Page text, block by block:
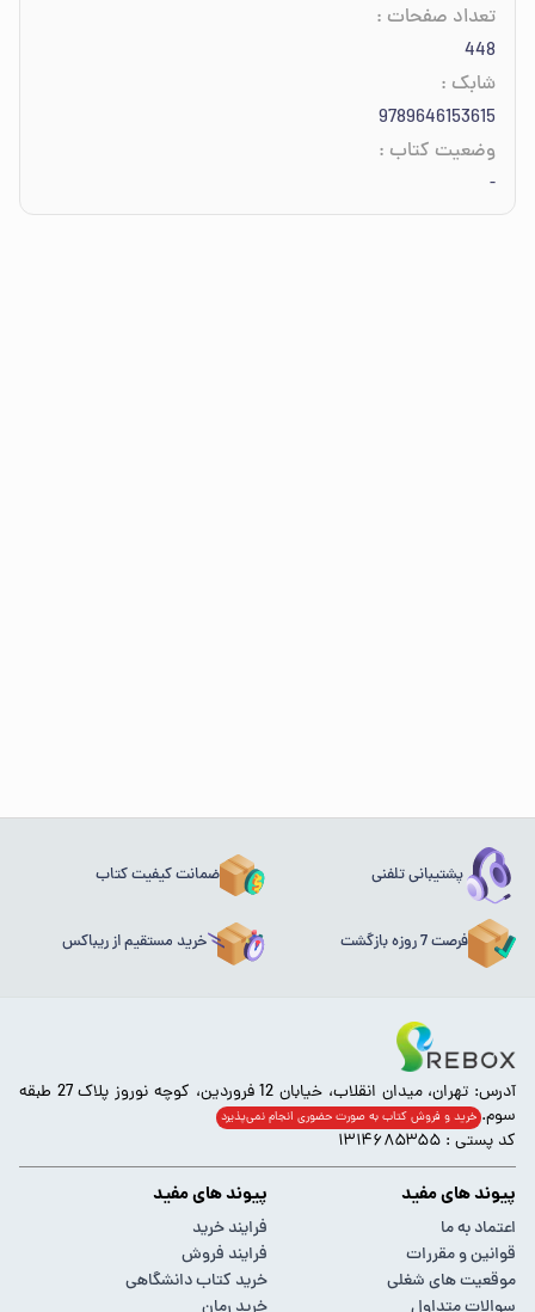
تعداد صفحات :
448
شابک :
9789646153615
وضعیت کتاب :
-
پشتیبانی تلفنی ضمانت کیفیت کتاب
فرصت 7 روزه بازگشت خرید مستقیم از ریباکس
آدرس: تهران، میدان انقلاب، خیابان 12 فروردین، کوچه نوروز پلاک 27 طبقه
سوم. خرید و فروش کتاب به صورت حضوری انجام‌ نمی‌پذیرد
کد پستی : ۱۳۱۴۶۸۵۳۵۵
پیوند های مفید
اعتماد به ما
قوانین و مقررات
موقعیت های شغلی
پیوند های مفید
فرایند خرید
فرایند فروش
خرید کتاب دانشگاهی